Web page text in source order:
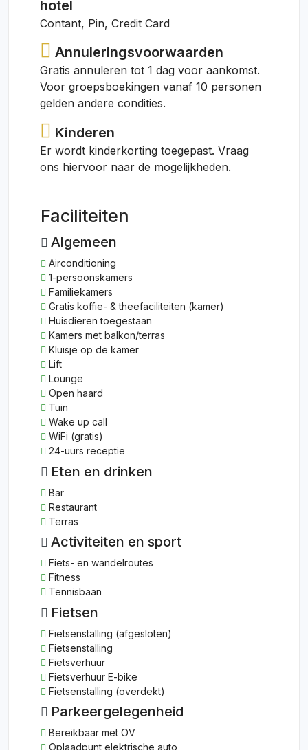
hotel
Contant, Pin, Credit Card
Annuleringsvoorwaarden
Gratis annuleren tot 1 dag voor aankomst.
Voor groepsboekingen vanaf 10 personen
gelden andere condities.
Kinderen
Er wordt kinderkorting toegepast. Vraag
ons hiervoor naar de mogelijkheden.
Faciliteiten
Algemeen
Airconditioning
1-persoonskamers
Familiekamers
Gratis koffie- & theefaciliteiten (kamer)
Huisdieren toegestaan
Kamers met balkon/terras
Kluisje op de kamer
Lift
Lounge
Open haard
Tuin
Wake up call
WiFi (gratis)
24-uurs receptie
Eten en drinken
Bar
Restaurant
Terras
Activiteiten en sport
Fiets- en wandelroutes
Fitness
Tennisbaan
Fietsen
Fietsenstalling (afgesloten)
Fietsenstalling
Fietsverhuur
Fietsverhuur E-bike
Fietsenstalling (overdekt)
Parkeergelegenheid
Bereikbaar met OV
Oplaadpunt elektrische auto